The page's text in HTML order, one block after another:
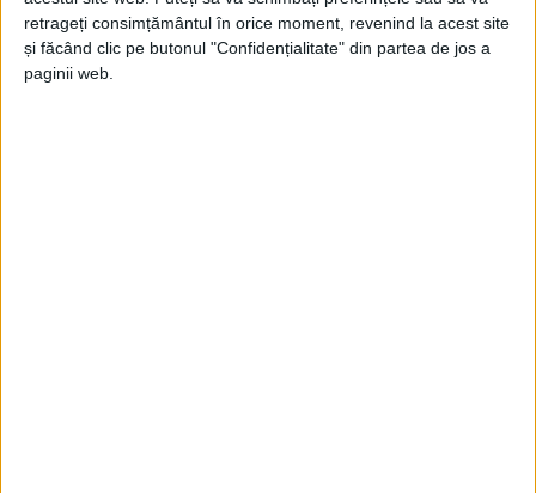
retrageți consimțământul în orice moment, revenind la acest site
și făcând clic pe butonul "Confidențialitate" din partea de jos a
paginii web.